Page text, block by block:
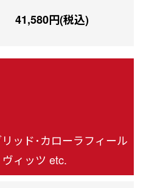
41,580円(税込)
ッド･カローラフィール
ィッツ etc.